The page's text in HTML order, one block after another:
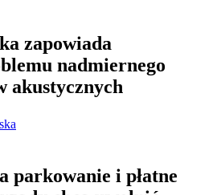
zapowiada
nadmiernego
akustycznych
parkowanie i płatne